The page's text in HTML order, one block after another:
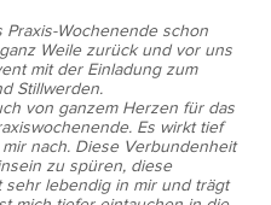
Praxis-Wochenende schon
Weile zurück und vor uns
mit der Einladung zum
Stillwerden.
von ganzem Herzen für das
Es wirkt tief
nach. Diese Verbundenheit
zu spüren, diese
sehr lebendig in mir und trägt